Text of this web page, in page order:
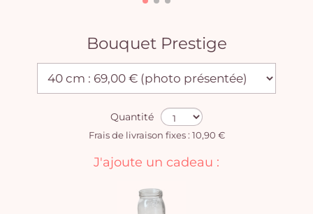
Bouquet Prestige
Quantité
Frais de livraison fixes : 10,90 €
J'ajoute un cadeau :